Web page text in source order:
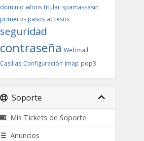
dominio whois titular spamassasin
primeros pasos accesos
seguridad
contraseña Webmail
Casillas Configuración imap pop3
Soporte
Mis Tickets de Soporte
Anuncios